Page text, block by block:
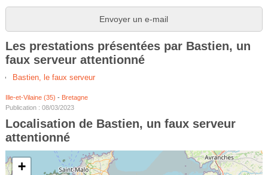
Envoyer un e-mail
Les prestations présentées par Bastien, un
faux serveur attentionné
Bastien, le faux serveur
Ille-et-Vilaine (35) - Bretagne
Publication : 08/03/2023
Localisation de Bastien, un faux serveur
attentionné
+